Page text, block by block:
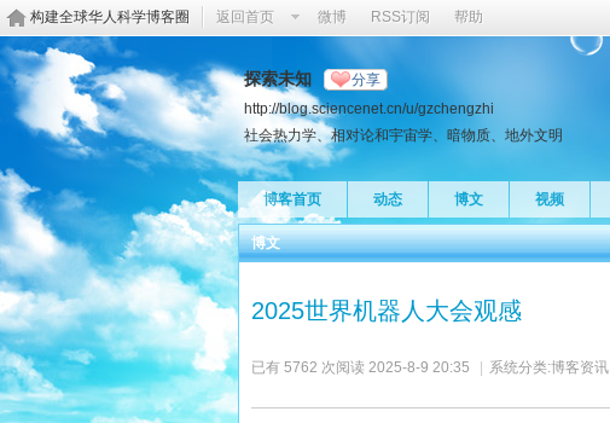
构建全球华人科学博客圈 返回首页 微博 RSS订阅 帮助
探索未知 分享
http://blog.sciencenet.cn/u/gzchengzhi
社会热力学、相对论和宇宙学、暗物质、地外文明
博客首页 动态 博文 视频
博文
2025世界机器人大会观感
已有 5762 次阅读 2025-8-9 20:35 系统分类:博客资讯